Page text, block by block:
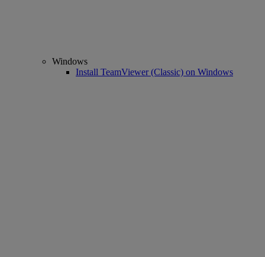
Windows
Install TeamViewer (Classic) on Windows